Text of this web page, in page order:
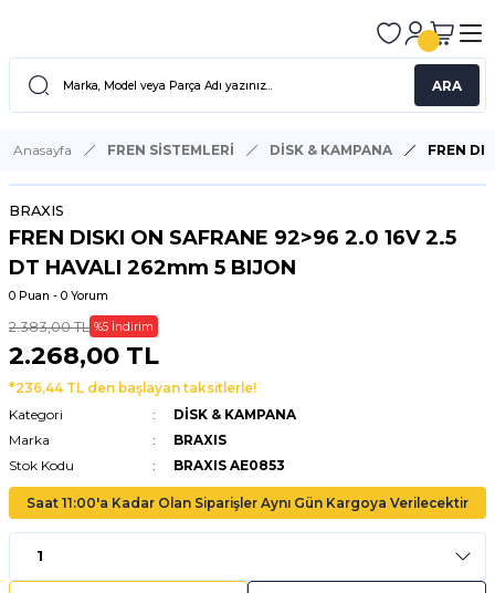
ARA
Anasayfa FREN SİSTEMLERİ DİSK & KAMPANA FREN
BRAXIS
FREN DISKI ON SAFRANE 92>96 2.0 16V 2.5
DT HAVALI 262mm 5 BIJON
0 Puan - 0 Yorum
2.383,00 TL %5 İndirim
2.268,00 TL
*236,44 TL den başlayan taksitlerle!
Kategori
DİSK & KAMPANA
Marka
BRAXIS
Stok Kodu
BRAXIS AE0853
Saat 11:00'a Kadar Olan Siparişler Aynı Gün Kargoya Verilecektir